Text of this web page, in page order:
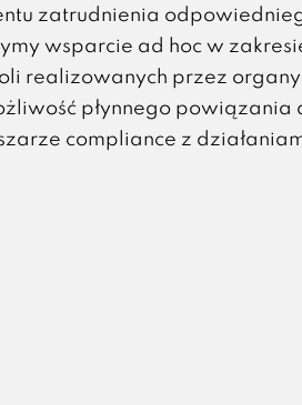
zatrudnienia
wsparcie ad hoc w
realizowanych przez
płynnego powiązania
compliance z